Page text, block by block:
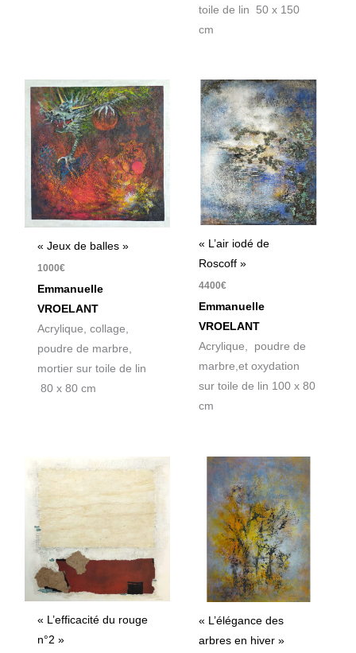
toile de lin 50 x 150
cm
« Jeux de balles »
1000€
Emmanuelle
VROELANT
Acrylique, collage,
poudre de marbre,
mortier sur toile de lin
80 x 80 cm
« L’air iodé de
Roscoff »
4400€
Emmanuelle
VROELANT
Acrylique, poudre de
marbre,et oxydation
sur toile de lin 100 x 80
cm
« L’efficacité du rouge
n°2 »
« L’élégance des
arbres en hiver »